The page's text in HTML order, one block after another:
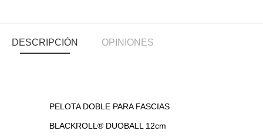
DESCRIPCIÓN OPINIONES
PELOTA DOBLE PARA FASCIAS
BLACKROLL® DUOBALL 12cm